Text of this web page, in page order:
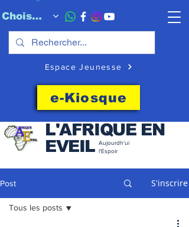
Choisissez quand l'envoyer
Espace Jeunesse
e-Kiosque
L'AFRIQUE EN
EVEIL Aujourdh'ui
l'Espoir
Post S'inscrire
Tous les posts